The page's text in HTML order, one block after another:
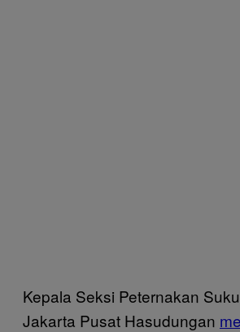
Kepala Seksi Peternakan
Jakarta Pusat Hasudungan